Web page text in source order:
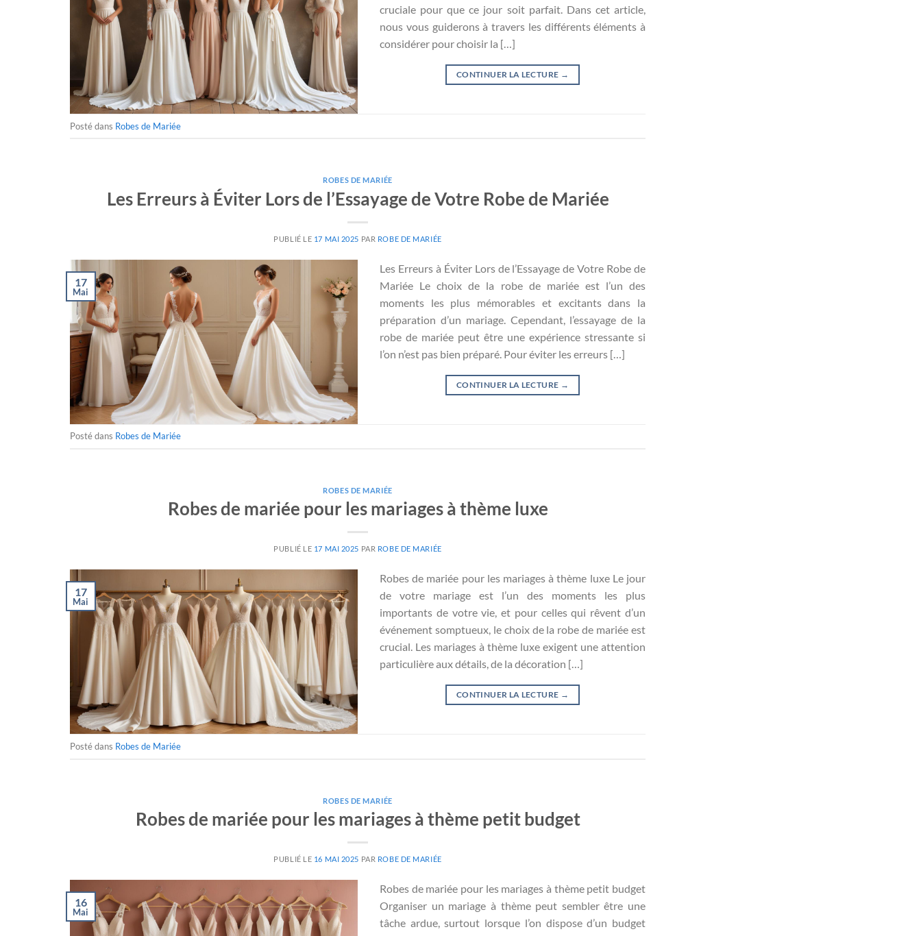
cruciale pour que ce jour soit parfait. Dans cet article,
nous vous guiderons à travers les différents éléments à
considérer pour choisir la […]
CONTINUER LA LECTURE →
Posté dans Robes de Mariée
ROBES DE MARIÉE
Les Erreurs à Éviter Lors de l’Essayage de Votre Robe de Mariée
PUBLIÉ LE 17 MAI 2025 PAR ROBE DE MARIÉE
17
Mai
Les Erreurs à Éviter Lors de l’Essayage de Votre Robe de
Mariée Le choix de la robe de mariée est l’un des
moments les plus mémorables et excitants dans la
préparation d’un mariage. Cependant, l’essayage de la
robe de mariée peut être une expérience stressante si
l’on n’est pas bien préparé. Pour éviter les erreurs […]
CONTINUER LA LECTURE →
Posté dans Robes de Mariée
ROBES DE MARIÉE
Robes de mariée pour les mariages à thème luxe
PUBLIÉ LE 17 MAI 2025 PAR ROBE DE MARIÉE
17
Mai
Robes de mariée pour les mariages à thème luxe Le jour
de votre mariage est l’un des moments les plus
importants de votre vie, et pour celles qui rêvent d’un
événement somptueux, le choix de la robe de mariée est
crucial. Les mariages à thème luxe exigent une attention
particulière aux détails, de la décoration […]
CONTINUER LA LECTURE →
Posté dans Robes de Mariée
ROBES DE MARIÉE
Robes de mariée pour les mariages à thème petit budget
PUBLIÉ LE 16 MAI 2025 PAR ROBE DE MARIÉE
16
Mai
Robes de mariée pour les mariages à thème petit budget
Organiser un mariage à thème peut sembler être une
tâche ardue, surtout lorsque l’on dispose d’un budget